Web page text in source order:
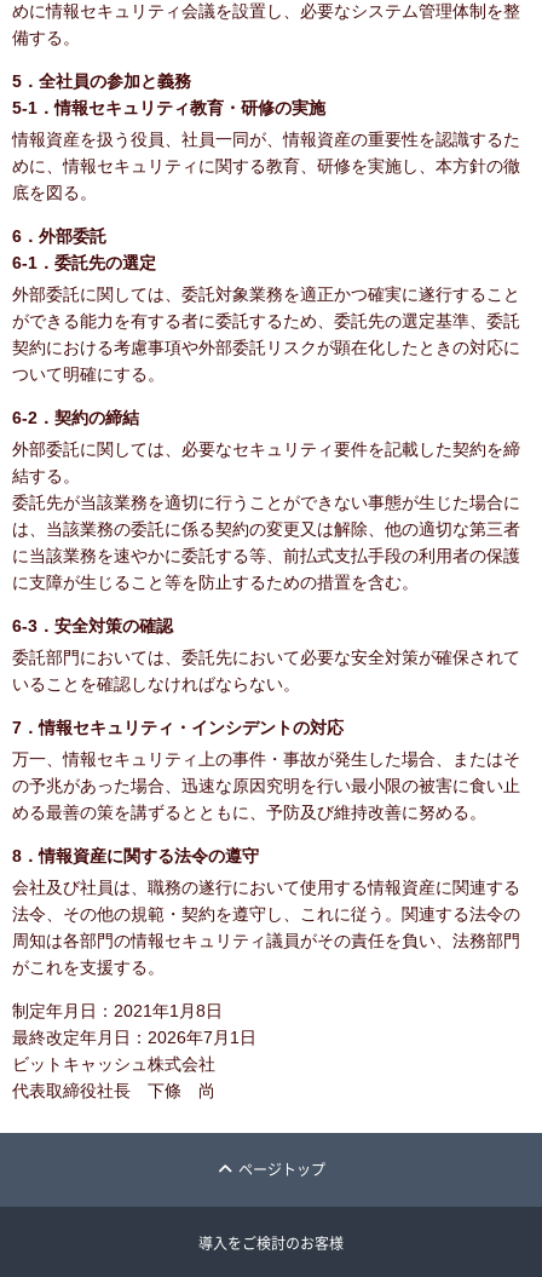
めに情報セキュリティ会議を設置し、必要なシステム管理体制を整
備する。
5．全社員の参加と義務
5-1．情報セキュリティ教育・研修の実施
情報資産を扱う役員、社員一同が、情報資産の重要性を認識するた
めに、情報セキュリティに関する教育、研修を実施し、本方針の徹
底を図る。
6．外部委託
6-1．委託先の選定
外部委託に関しては、委託対象業務を適正かつ確実に遂行すること
ができる能力を有する者に委託するため、委託先の選定基準、委託
契約における考慮事項や外部委託リスクが顕在化したときの対応に
ついて明確にする。
6-2．契約の締結
外部委託に関しては、必要なセキュリティ要件を記載した契約を締
結する。
委託先が当該業務を適切に行うことができない事態が生じた場合に
は、当該業務の委託に係る契約の変更又は解除、他の適切な第三者
に当該業務を速やかに委託する等、前払式支払手段の利用者の保護
に支障が生じること等を防止するための措置を含む。
6-3．安全対策の確認
委託部門においては、委託先において必要な安全対策が確保されて
いることを確認しなければならない。
7．情報セキュリティ・インシデントの対応
万一、情報セキュリティ上の事件・事故が発生した場合、またはそ
の予兆があった場合、迅速な原因究明を行い最小限の被害に食い止
める最善の策を講ずるとともに、予防及び維持改善に努める。
8．情報資産に関する法令の遵守
会社及び社員は、職務の遂行において使用する情報資産に関連する
法令、その他の規範・契約を遵守し、これに従う。関連する法令の
周知は各部門の情報セキュリティ議員がその責任を負い、法務部門
がこれを支援する。
制定年月日：2021年1月8日
最終改定年月日：2026年7月1日
ビットキャッシュ株式会社
代表取締役社長 下條 尚
ページトップ
導入をご検討のお客様